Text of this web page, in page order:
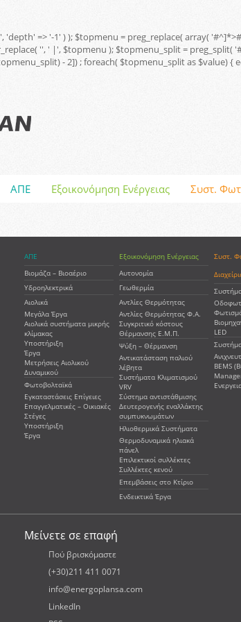
'depth' => '-1' ) ); $topmenu = preg_replace( array( '#^
'', ' |', $topmenu ); $topmenu_split =
- 2]) ; foreach( $topmenu_split as $value) {
ΑΠΕ Εξοικονόμηση Ενέργειας Συστ.
ΑΠΕ
Βιομάζα – Βιοαέριο
Υδροηλεκτρικά
Αιολικά
Μεγάλα Έργα
Αιολικά συστήματα μικρής
κλίμακας
Υποστήριξη
Έργα
Μετρήσεις Αιολικού
Δυναμικού
Φωτοβολταϊκά
Εγκαταστάσεις Επίγειες
Επαγγελματικές – Οικιακές
Στέγες
Υποστήριξη
Έργα
Εξοικονόμηση Ενέργειας
Αυτονομία
Γεωθερμία
Αντλίες Θερμότητας
Αντλίες Θερμότητας Φ.Α.
Συγκριτικό κόστους
Θέρμανσης Ε.Μ.Π.
Ψύξη – Θέρμανση
Αντικατάσταση παλιού
λέβητα
Συστήματα Κλιματισμού
VRV
Σύστημα αντιστάθμισης
Δευτερογενής εναλλάκτης
συμπυκνωμάτων
Ηλιοθερμικά Συστήματα
Θερμοδυναμικά ηλιακά
πάνελ
Επιλεκτικοί συλλέκτες
Συλλέκτες κενού
Επεμβάσεις στο Κτίριο
Ενδεικτικά Έργα
Συστ.
LED
BEMS
Μείνετε σε επαφή
Πού βρισκόμαστε
(+30)211 411 0071
info@energoplansa.com
LinkedIn